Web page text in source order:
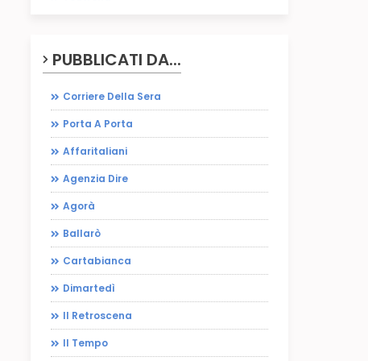
PUBBLICATI DA...
Corriere Della Sera
Porta A Porta
Affaritaliani
Agenzia Dire
Agorà
Ballarò
Cartabianca
Dimartedì
Il Retroscena
Il Tempo